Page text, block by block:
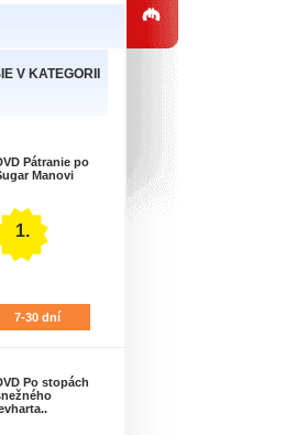
V KATEGORII
Pátranie po
Manovi
1.
7-30 dní
Po stopách